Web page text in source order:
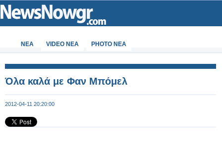
ΝΕΑ VIDEO NEA PHOTO NEA
Όλα καλά με Φαν Μπόμελ
2012-04-11 20:20:00